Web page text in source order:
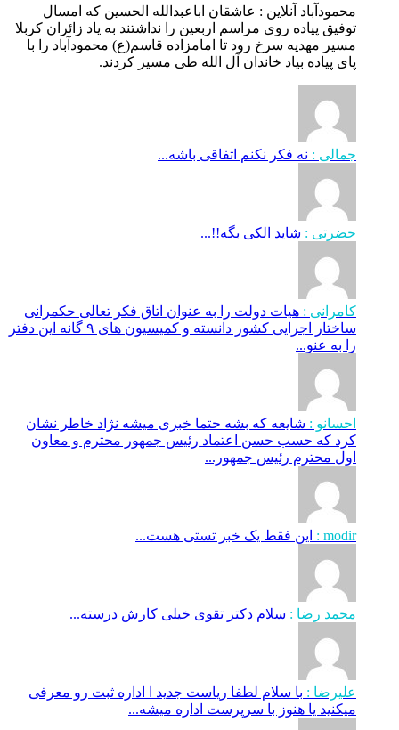
محمودآباد آنلاین : عاشقان اباعبدالله الحسین که امسال
توفیق پیاده روی مراسم اربعین را نداشتند به یاد زائران کربلا
مسیر مهدیه سرخ رود تا امامزاده قاسم(ع) محمودآباد را با
پای پیاده بیاد خاندان آل الله طی مسیر کردند.
جمالی : نه فکر نکنم اتفاقی باشه...
حضرتی : شاید الکی بگه!!...
کامرانی : هیات دولت را به عنوان اتاق فکر تعالی حکمرانی
ساختار اجرایی کشور دانسته و کمیسیون های ۹ گانه این دفتر
را به عنو...
احسانو : شایعه که بشه حتما خبری میشه نژاد خاطر نشان
کرد که حسب حسن اعتماد رئیس جمهور محترم و معاون
اول محترم رئیس جمهور...
modir : این فقط یک خبر تستی هست...
محمد رضا : سلام دکتر تقوی خیلی کارش درسته...
علیرضا : با سلام لطفا ریاست جدید ا اداره ثبت‌ رو معرفی
میکنید یا هنوز با سرپرست اداره‌ میشه...